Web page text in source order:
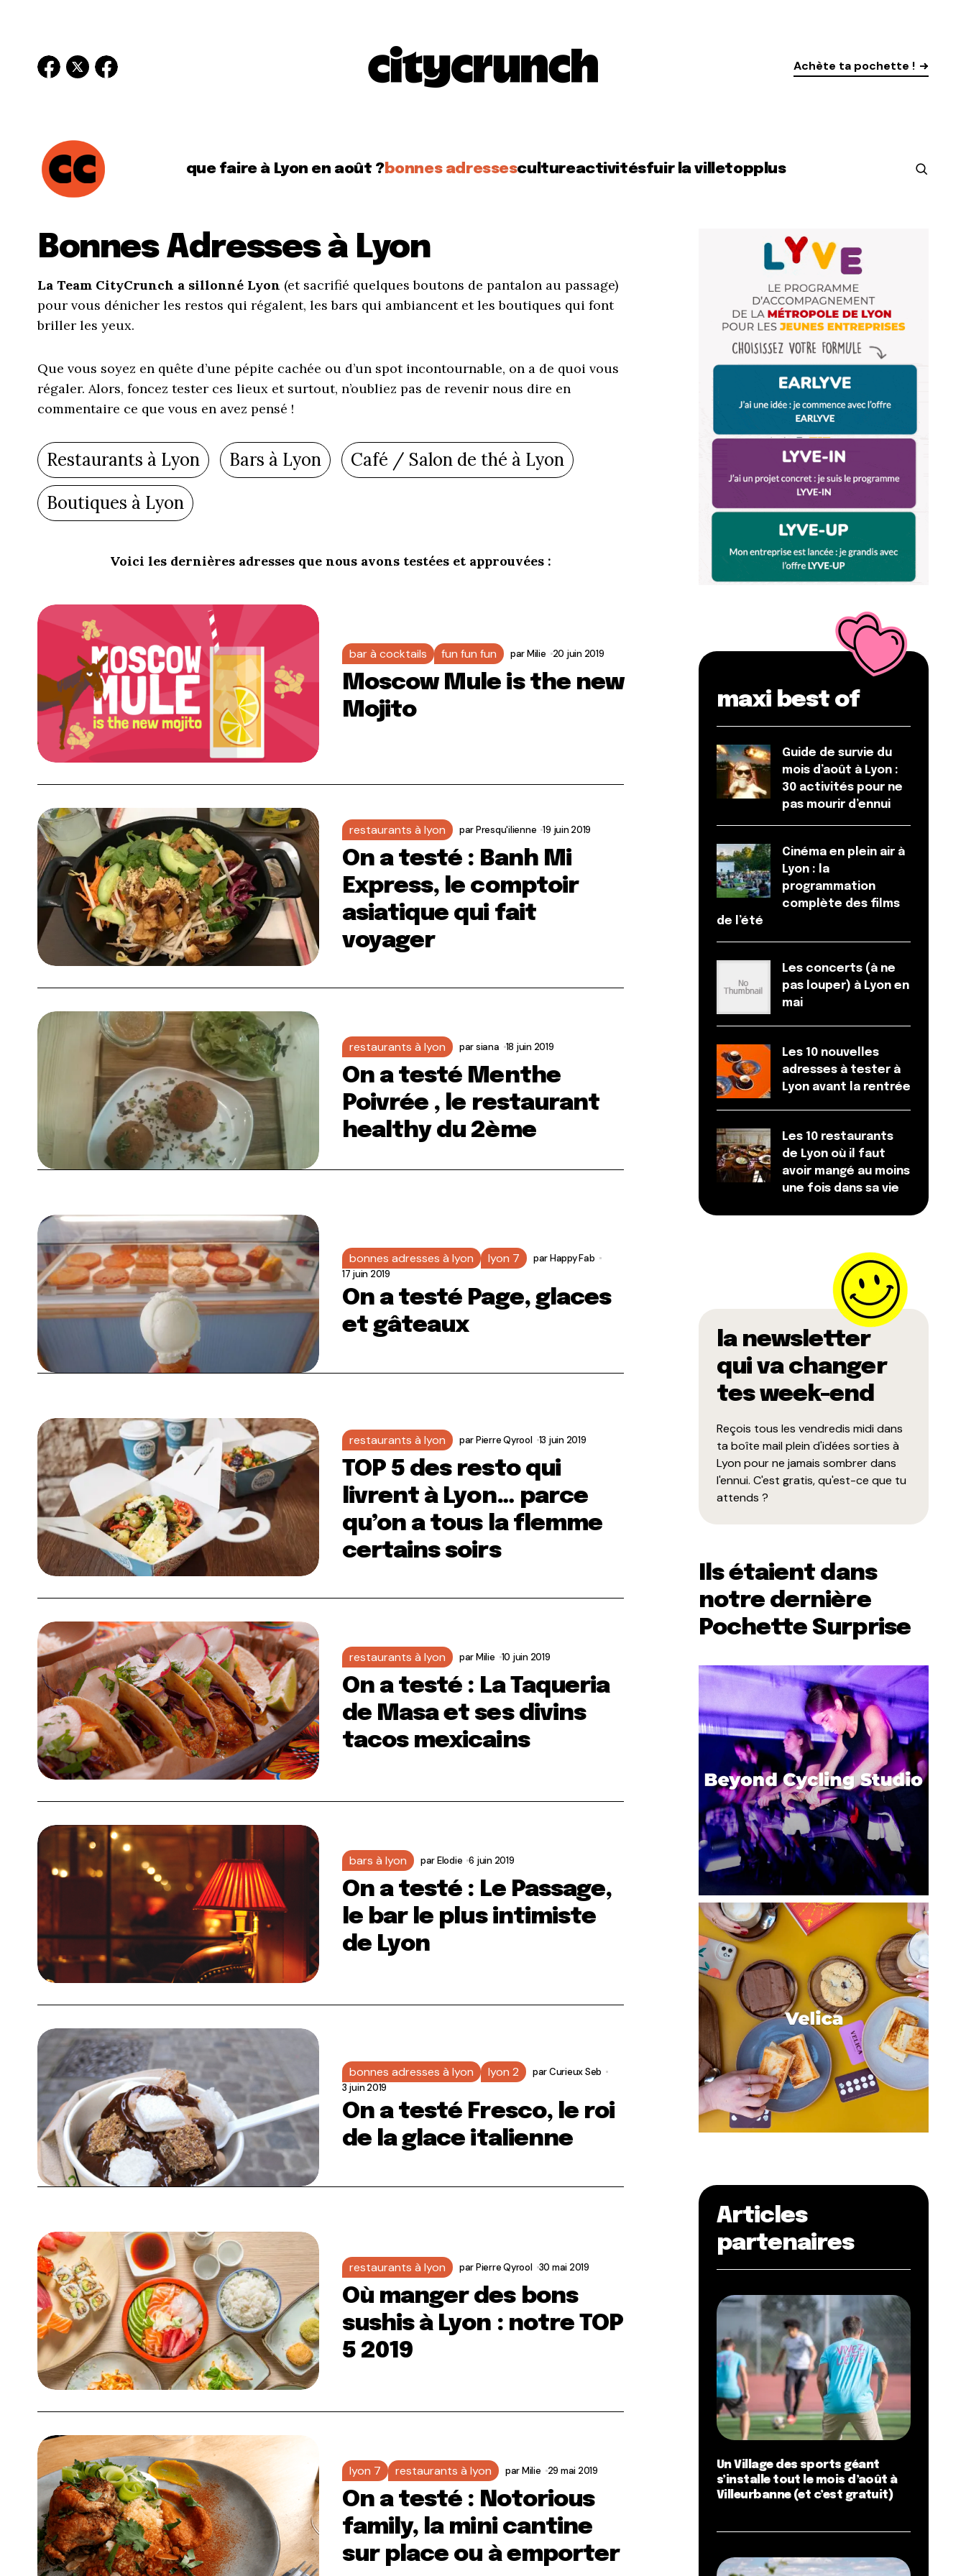
Achète ta pochette !
que faire à Lyon en août ?bonnes adressescultureactivitésfuir la villetopplus
Bonnes Adresses à Lyon
La Team CityCrunch a sillonné Lyon (et sacrifié quelques boutons de pantalon au passage)
pour vous dénicher les restos qui régalent, les bars qui ambiancent et les boutiques qui font
briller les yeux.
Que vous soyez en quête d’une pépite cachée ou d’un spot incontournable, on a de quoi vous
régaler. Alors, foncez tester ces lieux et surtout, n’oubliez pas de revenir nous dire en
commentaire ce que vous en avez pensé !
Restaurants à Lyon Bars à Lyon
Café / Salon de thé à Lyon
Boutiques à Lyon
Voici les dernières adresses que nous avons testées et approuvées :
bar à cocktails fun fun fun parMilie 20 juin 2019
Moscow Mule is the new
Mojito
restaurants à lyon parPresqu'ilienne 19 juin 2019
On a testé : Banh Mi
Express, le comptoir
asiatique qui fait
voyager
restaurants à lyon parsiana 18 juin 2019
On a testé Menthe
Poivrée , le restaurant
healthy du 2ème
bonnes adresses à lyon lyon 7 parHappy Fab
17 juin 2019
On a testé Page, glaces
et gâteaux
restaurants à lyon parPierre Qyrool 13 juin 2019
TOP 5 des resto qui
livrent à Lyon… parce
qu’on a tous la flemme
certains soirs
restaurants à lyon parMilie 10 juin 2019
On a testé : La Taqueria
de Masa et ses divins
tacos mexicains
bars à lyon parElodie 6 juin 2019
On a testé : Le Passage,
le bar le plus intimiste
de Lyon
bonnes adresses à lyon lyon 2 parCurieux Seb
3 juin 2019
On a testé Fresco, le roi
de la glace italienne
restaurants à lyon parPierre Qyrool 30 mai 2019
Où manger des bons
sushis à Lyon : notre TOP
5 2019
lyon 7 restaurants à lyon parMilie 29 mai 2019
On a testé : Notorious
family, la mini cantine
sur place ou à emporter
maxi best of
Guide de survie du
mois d’août à Lyon :
30 activités pour ne
pas mourir d’ennui
Cinéma en plein air à
Lyon : la
programmation
complète des films
de l’été
Les concerts (à ne
pas louper) à Lyon en
mai
Les 10 nouvelles
adresses à tester à
Lyon avant la rentrée
Les 10 restaurants
de Lyon où il faut
avoir mangé au moins
une fois dans sa vie
la newsletter
qui va changer
tes week-end
Reçois tous les vendredis midi dans
ta boîte mail plein d'idées sorties à
Lyon pour ne jamais sombrer dans
l'ennui. C'est gratis, qu'est-ce que tu
attends ?
Ils étaient dans
notre dernière
Pochette Surprise
Articles
partenaires
Un Village des sports géant
s’installe tout le mois d’août à
Villeurbanne (et c’est gratuit)